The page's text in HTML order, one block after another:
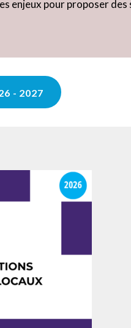
enjeux pour proposer
- 2027